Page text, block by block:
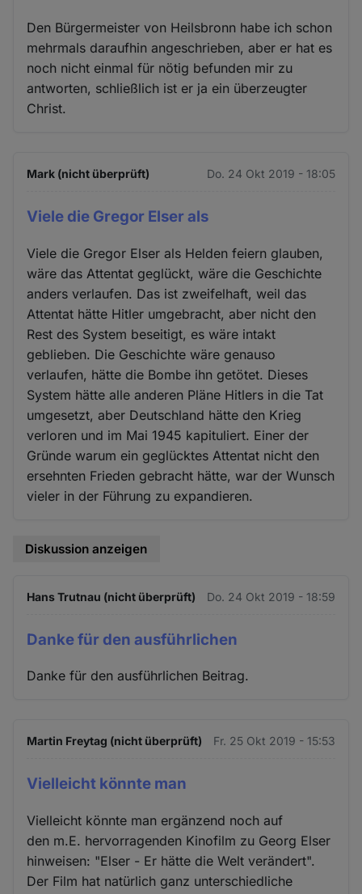
Den Bürgermeister von Heilsbronn habe ich schon
mehrmals daraufhin angeschrieben, aber er hat es
noch nicht einmal für nötig befunden mir zu
antworten, schließlich ist er ja ein überzeugter
Christ.
Mark (nicht überprüft) Do. 24 Okt 2019 - 18:05
Viele die Gregor Elser als
Viele die Gregor Elser als Helden feiern glauben,
wäre das Attentat geglückt, wäre die Geschichte
anders verlaufen. Das ist zweifelhaft, weil das
Attentat hätte Hitler umgebracht, aber nicht den
Rest des System beseitigt, es wäre intakt
geblieben. Die Geschichte wäre genauso
verlaufen, hätte die Bombe ihn getötet. Dieses
System hätte alle anderen Pläne Hitlers in die Tat
umgesetzt, aber Deutschland hätte den Krieg
verloren und im Mai 1945 kapituliert. Einer der
Gründe warum ein geglücktes Attentat nicht den
ersehnten Frieden gebracht hätte, war der Wunsch
vieler in der Führung zu expandieren.
Diskussion anzeigen
Hans Trutnau (nicht überprüft) Do. 24 Okt 2019 - 18:59
Danke für den ausführlichen
Danke für den ausführlichen Beitrag.
Martin Freytag (nicht überprüft) Fr. 25 Okt 2019 - 15:53
Vielleicht könnte man
Vielleicht könnte man ergänzend noch auf
den m.E. hervorragenden Kinofilm zu Georg Elser
hinweisen: "Elser - Er hätte die Welt verändert".
Der Film hat natürlich ganz unterschiedliche